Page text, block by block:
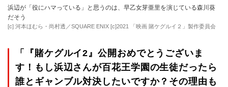
浜辺が「役にハマっている」と思うのは、早乙女芽亜里を演じている森川葵
だそう
[c] 河本ほむら・尚村透／SQUARE ENIX [c]2021 「映画 賭ケグルイ２」製作委員会
「『賭ケグルイ2』公開おめでとうございま
す！もし浜辺さんが百花王学園の生徒だったら
誰とギャンブル対決したいですか？その理由も